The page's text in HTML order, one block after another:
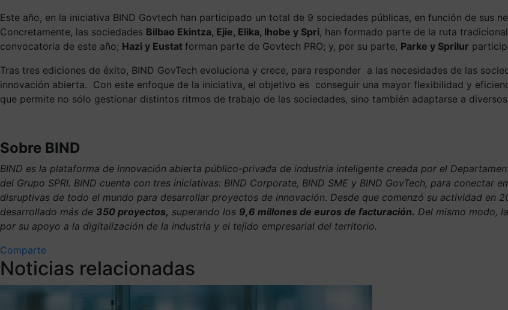
Este año, en la iniciativa BIND Govtech han participado un total de 9 sociedades públicas, en función de sus
Concretamente, las sociedades Bilbao Ekintza, Ejie, Elika, Ihobe y Spri, han formado parte de la ruta
convocatoria de este año; Hazi y Eustat forman parte de Govtech PRO; y, por su parte, Parke y Sprilur
Tras tres ediciones de éxito, BIND GovTech evoluciona y crece, para responder a las necesidades de las
innovación abierta. Con este enfoque de la iniciativa, el objetivo es conseguir una mayor flexibilidad y
que permite no sólo gestionar distintos ritmos de trabajo de las sociedades, sino también adaptarse a
Sobre BIND
BIND es la plataforma de innovación abierta público-privada de industria inteligente creada por el
del Grupo SPRI. BIND cuenta con tres iniciativas: BIND Corporate, BIND SME y BIND GovTech, para conectar
disruptivas de todo el mundo para desarrollar proyectos de innovación. Desde que comenzó su actividad en
desarrollado más de 350 proyectos, superando los 9,6 millones de euros de facturación. Del mismo modo,
por su apoyo a la digitalización de la industria y el tejido empresarial del territorio.
Comparte
Noticias relacionadas